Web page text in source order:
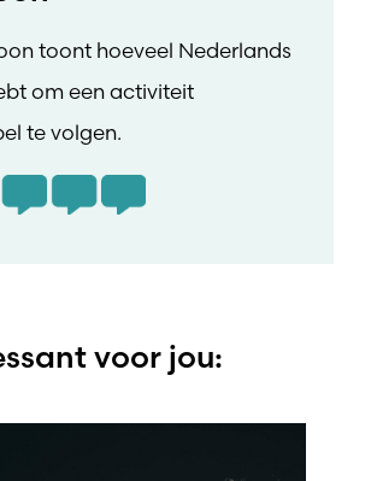
toont hoeveel Nederlands
om een activiteit
te volgen.
voor jou: